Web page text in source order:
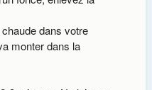
dans votre
monter dans la